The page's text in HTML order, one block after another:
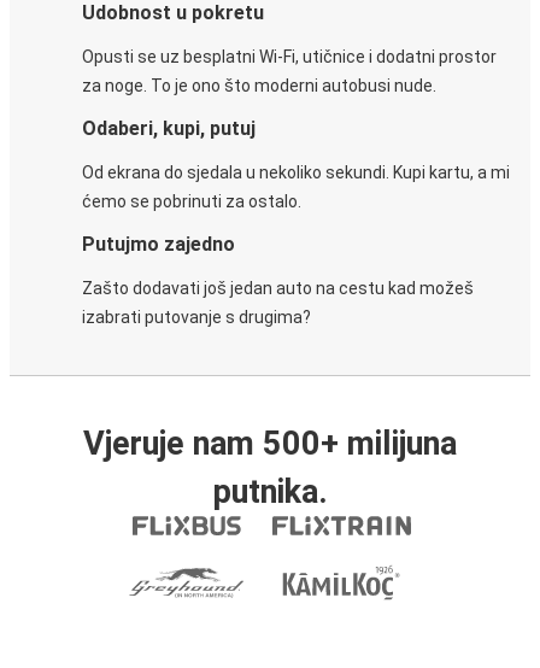
Udobnost u pokretu
Opusti se uz besplatni Wi-Fi, utičnice i dodatni prostor
za noge. To je ono što moderni autobusi nude.
Odaberi, kupi, putuj
Od ekrana do sjedala u nekoliko sekundi. Kupi kartu, a mi
ćemo se pobrinuti za ostalo.
Putujmo zajedno
Zašto dodavati još jedan auto na cestu kad možeš
izabrati putovanje s drugima?
Vjeruje nam 500+ milijuna
putnika.